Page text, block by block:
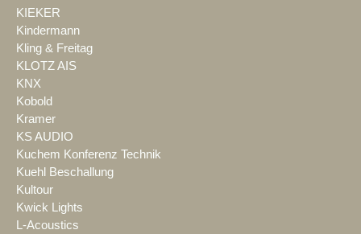
KIEKER
Kindermann
Kling & Freitag
KLOTZ AIS
KNX
Kobold
Kramer
KS AUDIO
Kuchem Konferenz Technik
Kuehl Beschallung
Kultour
Kwick Lights
L-Acoustics